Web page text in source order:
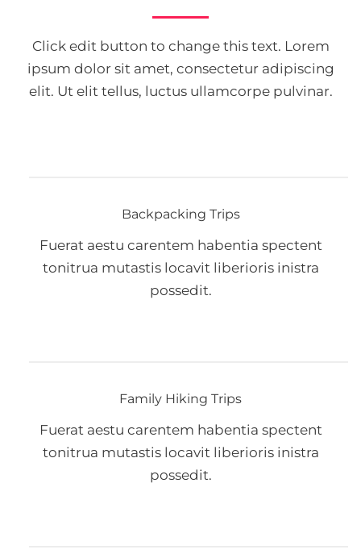
Click edit button to change this text. Lorem
ipsum dolor sit amet, consectetur adipiscing
elit. Ut elit tellus, luctus ullamcorpe pulvinar.
Backpacking Trips
Fuerat aestu carentem habentia spectent
tonitrua mutastis locavit liberioris inistra
possedit.
Family Hiking Trips
Fuerat aestu carentem habentia spectent
tonitrua mutastis locavit liberioris inistra
possedit.